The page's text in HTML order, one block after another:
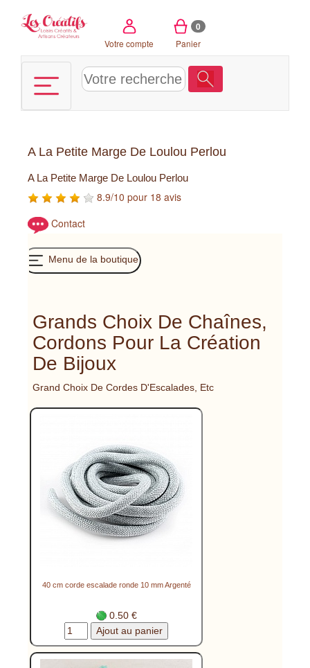
Votre compte
0
Panier
A La Petite Marge De Loulou Perlou
A La Petite Marge De Loulou Perlou
8.9/10 pour 18 avis
Contact
Menu de la boutique
Grands Choix De Chaînes,
Cordons Pour La Création
De Bijoux
Grand Choix De Cordes D'Escalades, Etc
40 cm corde escalade ronde 10 mm Argenté
0.50 €